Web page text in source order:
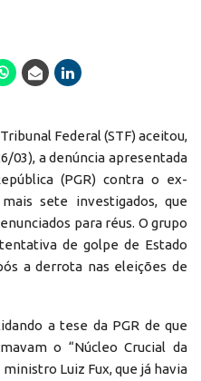
Federal (STF) aceitou,
03), a denúncia apresentada
(PGR) contra o ex-
sete investigados, que
para réus. O grupo
de golpe de Estado
a derrota nas eleições de
a tese da PGR de que
o “Núcleo Crucial da
Luiz Fux, que já havia